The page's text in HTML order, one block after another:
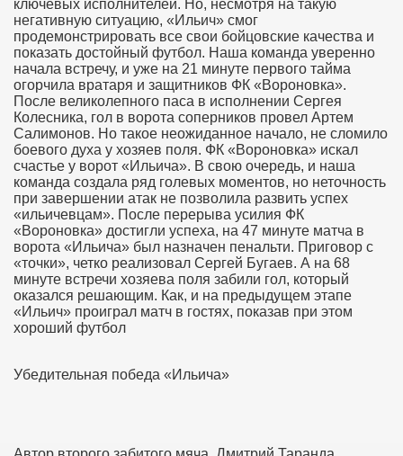
ключевых исполнителей. Но, несмотря на такую
негативную ситуацию, «Ильич» смог
продемонстрировать все свои бойцовские качества и
показать достойный футбол. Наша команда уверенно
начала встречу, и уже на 21 минуте первого тайма
огорчила вратаря и защитников ФК «Вороновка».
После великолепного паса в исполнении Сергея
Колесника, гол в ворота соперников провел Артем
Салимонов. Но такое неожиданное начало, не сломило
боевого духа у хозяев поля. ФК «Вороновка» искал
счастье у ворот «Ильича». В свою очередь, и наша
команда создала ряд голевых моментов, но неточность
при завершении атак не позволила развить успех
«ильичевцам». После перерыва усилия ФК
«Вороновка» достигли успеха, на 47 минуте матча в
ворота «Ильича» был назначен пенальти. Приговор с
«точки», четко реализовал Сергей Бугаев. А на 68
минуте встречи хозяева поля забили гол, который
оказался решающим. Как, и на предыдущем этапе
«Ильич» проиграл матч в гостях, показав при этом
хороший футбол
Убедительная победа «Ильича»